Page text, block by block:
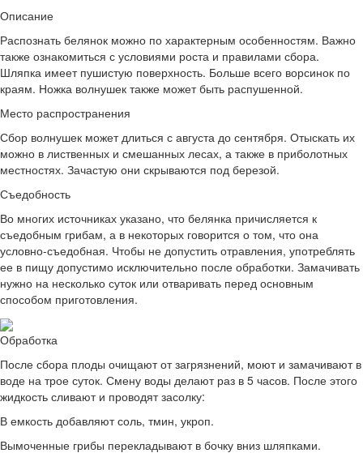
Описание
Распознать белянок можно по характерным особенностям. Важно
также ознакомиться с условиями роста и правилами сбора.
Шляпка имеет пушистую поверхность. Больше всего ворсинок по
краям. Ножка волнушек также может быть распушенной.
Место распространения
Сбор волнушек может длиться с августа до сентября. Отыскать их
можно в лиственных и смешанных лесах, а также в приболотных
местностях. Зачастую они скрываются под березой.
Съедобность
Во многих источниках указано, что белянка причисляется к
съедобным грибам, а в некоторых говорится о том, что она
условно-съедобная. Чтобы не допустить отравления, употреблять
ее в пищу допустимо исключительно после обработки. Замачивать
нужно на несколько суток или отваривать перед основным
способом приготовления.
Обработка
После сбора плоды очищают от загрязнений, моют и замачивают в
воде на трое суток. Смену воды делают раз в 5 часов. После этого
жидкость сливают и проводят засолку:
В емкость добавляют соль, тмин, укроп.
Вымоченные грибы перекладывают в бочку вниз шляпками.